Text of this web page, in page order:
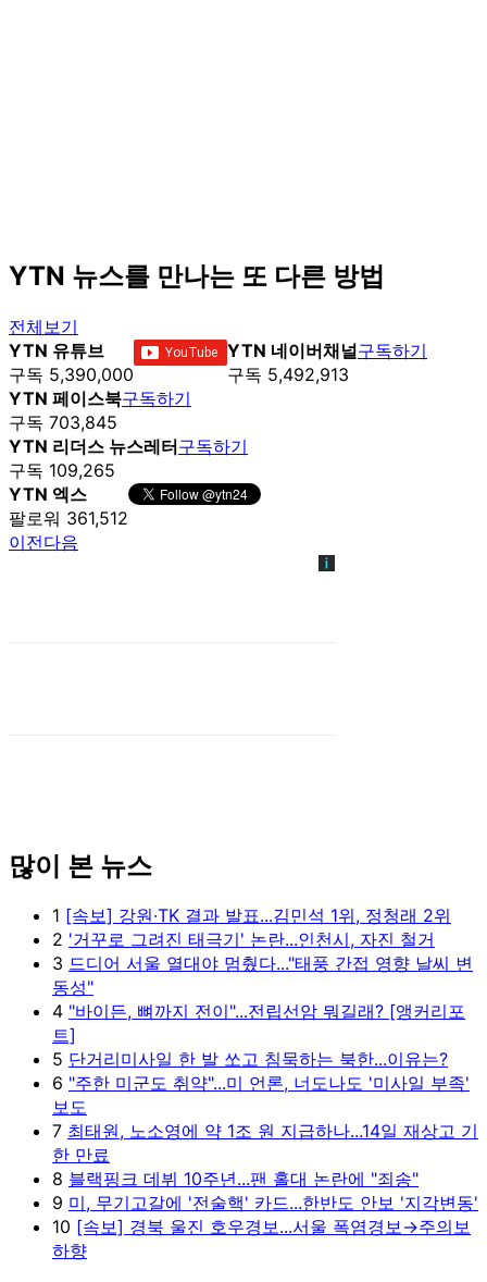
YTN 뉴스를 만나는 또 다른 방법
전체보기
YTN 유튜브
구독 5,390,000
YTN 네이버채널
구독 5,492,913
구독하기
YTN 페이스북
구독 703,845
구독하기
YTN 리더스 뉴스레터
구독 109,265
구독하기
YTN 엑스
팔로워 361,512
이전다음
많이 본 뉴스
1 [속보] 강원·TK 결과 발표...김민석 1위, 정청래 2위
2 '거꾸로 그려진 태극기' 논란...인천시, 자진 철거
3 드디어 서울 열대야 멈췄다..."태풍 간접 영향 날씨 변
동성"
4 "바이든, 뼈까지 전이"...전립선암 뭐길래? [앵커리포
트]
5 단거리미사일 한 발 쏘고 침묵하는 북한...이유는?
6 "주한 미군도 취약"...미 언론, 너도나도 '미사일 부족'
보도
7 최태원, 노소영에 약 1조 원 지급하나...14일 재상고 기
한 만료
8 블랙핑크 데뷔 10주년...팬 홀대 논란에 "죄송"
9 미, 무기고갈에 '전술핵' 카드...한반도 안보 '지각변동'
10 [속보] 경북 울진 호우경보...서울 폭염경보→주의보
하향